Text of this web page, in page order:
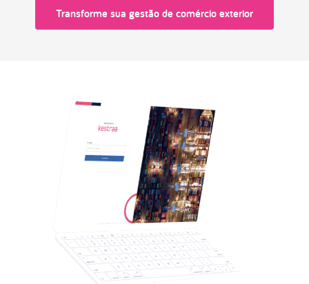
Transforme sua gestão de comércio exterior